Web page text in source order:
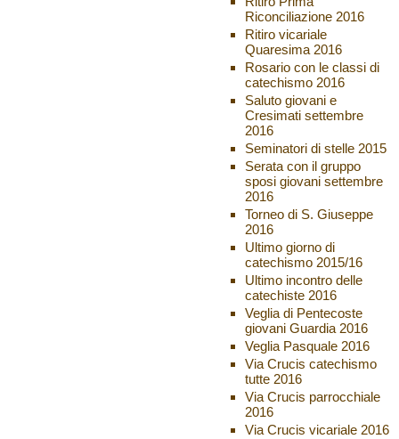
Riconciliazione 2016
Ritiro vicariale
Quaresima 2016
Rosario con le classi di
catechismo 2016
Saluto giovani e
Cresimati settembre
2016
Seminatori di stelle 2015
Serata con il gruppo
sposi giovani settembre
2016
Torneo di S. Giuseppe
2016
Ultimo giorno di
catechismo 2015/16
Ultimo incontro delle
catechiste 2016
Veglia di Pentecoste
giovani Guardia 2016
Veglia Pasquale 2016
Via Crucis catechismo
tutte 2016
Via Crucis parrocchiale
2016
Via Crucis vicariale 2016